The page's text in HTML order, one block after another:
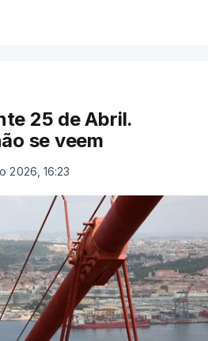
25 de Abril.
se veem
2026, 16:23